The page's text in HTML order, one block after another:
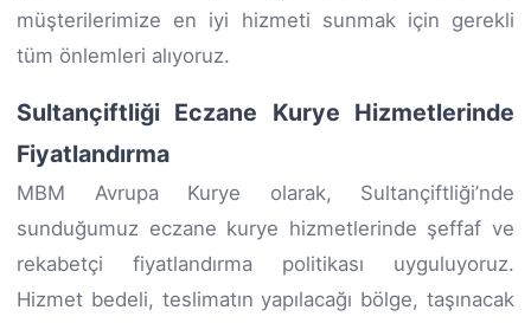
müşterilerimize en iyi hizmeti sunmak için gerekli
tüm önlemleri alıyoruz.
Sultançiftliği Eczane Kurye Hizmetlerinde
Fiyatlandırma
MBM Avrupa Kurye olarak, Sultançiftliği’nde
sunduğumuz eczane kurye hizmetlerinde şeffaf ve
rekabetçi fiyatlandırma politikası uyguluyoruz.
Hizmet bedeli, teslimatın yapılacağı bölge, taşınacak